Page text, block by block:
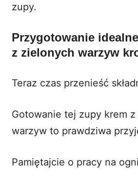
zupy.
Przygotowanie
z zielonych warzyw
Teraz czas przenieść
Gotowanie tej zupy krem
warzyw to prawdziwa
Pamiętajcie o pracy na